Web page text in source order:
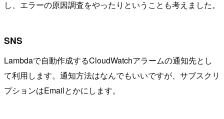
し、エラーの原因調査をやったりということも考えました。
SNS
Lambdaで自動作成するCloudWatchアラームの通知先とし
て利用します。通知方法はなんでもいいですが、サブスクリ
プションはEmailとかにします。